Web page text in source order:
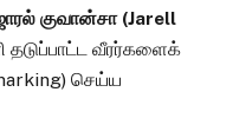
குவான்சா (Jarell
தடுப்பாட்ட வீரர்களைக்
செய்ய